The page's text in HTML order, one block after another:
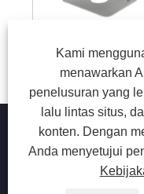
Dudukan Laptop
Kami
menawarkan
penelusuran yang
lalu lintas situs,
konten. Dengan
Anda menyetujui
Hak Cipta © 2023
Co., Ltd. - Dompet